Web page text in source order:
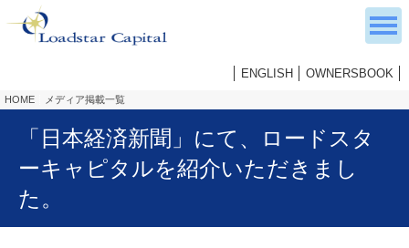
ENGLISH OWNERSBOOK
HOME メディア掲載一覧
「日本経済新聞」にて、ロードスタ
ーキャピタルを紹介いただきまし
た。